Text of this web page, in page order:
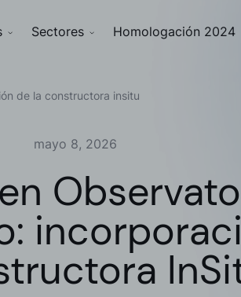
Sectores Homologación 2024
de la constructora insitu
mayo 8, 2026